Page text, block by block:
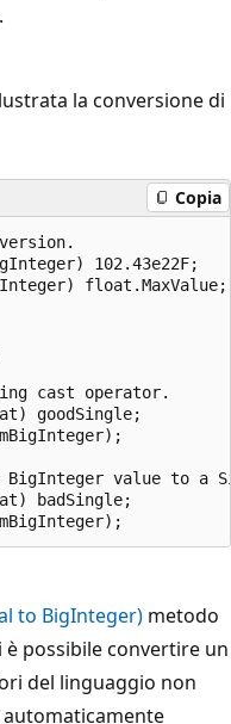
la conversione di
Copia
102.43e22F;
float.MaxValue;
cast operator.
goodSingle;
BigInteger value to a
badSingle;
to BigInteger) metodo
possibile convertire un
del linguaggio non